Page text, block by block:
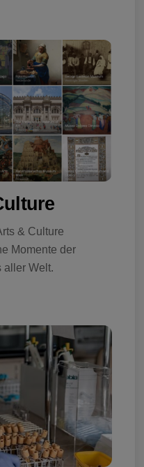
& Culture
Momente der
aller Welt.